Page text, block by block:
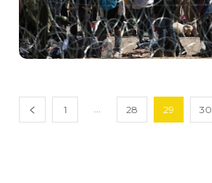
1 ... 28 29 30